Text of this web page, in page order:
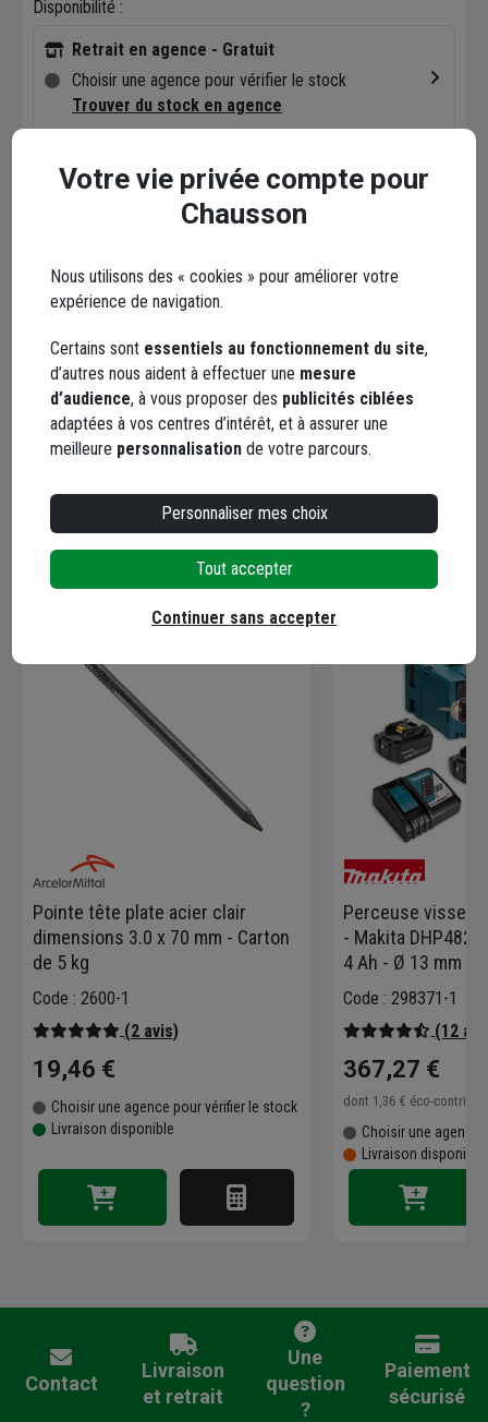
Disponibilité :
Retrait en agence - Gratuit
Choisir une agence pour vérifier le stock
Trouver du stock en agence
Livraison disponible selon stock agence
Points forts
Description
Caractéristiques
En complément
Pointe tête plate acier clair
dimensions 3.0 x 70 mm - Carton
de 5 kg
Code : 2600-1
(2 avis)
19,46 €
Choisir une agence pour vérifier le stock
Livraison disponible
Perceuse
- Makita
4 Ah - Ø 13 mm -
chargeur
Code : 298371-1
(12
367,27 €
dont 1,36 € éco-
Choisir une agence
Livraison
Contact
Livraison
et retrait
Une
question
?
Paiement
sécurisé
Votre vie privée compte pour
Chausson
Nous utilisons des « cookies » pour améliorer votre
expérience de navigation.
Certains sont essentiels au fonctionnement du site,
d’autres nous aident à effectuer une mesure
d’audience, à vous proposer des publicités ciblées
adaptées à vos centres d’intérêt, et à assurer une
meilleure personnalisation de votre parcours.
Personnaliser mes choix
Tout accepter
Continuer sans accepter